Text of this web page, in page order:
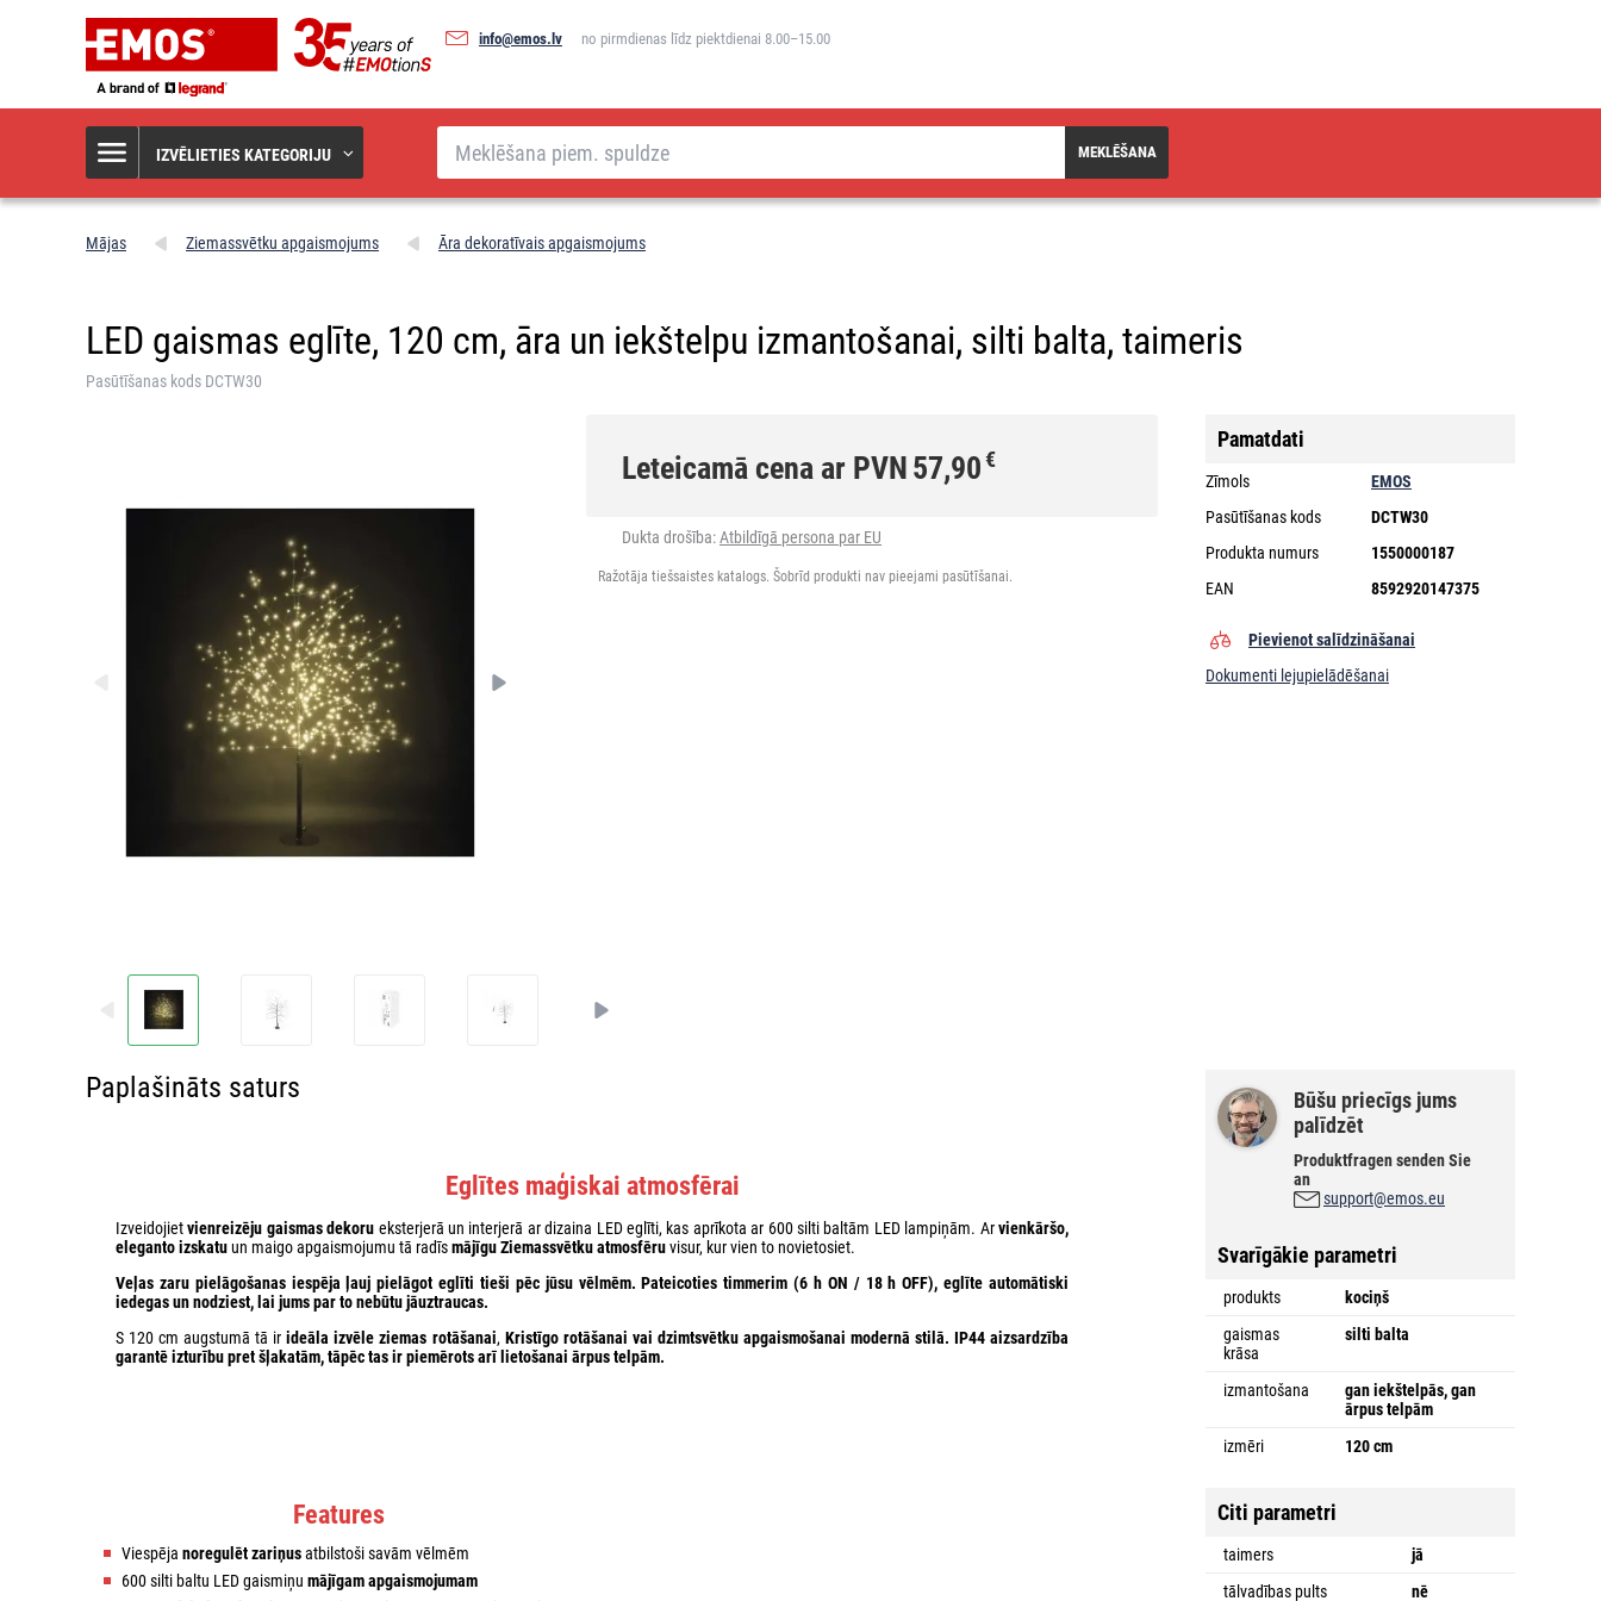
info@emos.lv no pirmdienas līdz piektdienai 8.00–15.00
IZVĒLIETIES KATEGORIJU
Meklēšana
MEKLĒŠANA
Mājas Ziemassvētku apgaismojums Āra dekoratīvais apgaismojums
LED gaismas eglīte, 120 cm, āra un iekštelpu izmantošanai, silti balta, taimeris
Pasūtīšanas kods DCTW30
Leteicamā cena ar PVN 57,90€
Dukta drošība:Atbildīgā persona par EU
Ražotāja tiešsaistes katalogs. Šobrīd produkti nav pieejami pasūtīšanai.
Pamatdati
Zīmols
EMOS
Pasūtīšanas kods
DCTW30
Produkta numurs
1550000187
EAN
8592920147375
Pievienot salīdzināšanai
Dokumenti lejupielādēšanai
Paplašināts saturs
Eglītes maģiskai atmosfērai
Izveidojietvienreizēju gaismas dekoru eksterjerā un interjerā ar dizaina LED eglīti, kas aprīkota ar 600 silti baltām LED lampiņām. Arvienkāršo,
eleganto izskatuun maigo apgaismojumu tā radīsmājīgu Ziemassvētku atmosfēruvisur, kur vien to novietosiet.
Veļas zaru pielāgošanas iespēja ļauj pielāgot eglīti tieši pēc jūsu vēlmēm. Pateicotiestimmerim (6 h ON / 18 h OFF), eglīte automātiski
iedegas un nodziest, lai jums par to nebūtu jāuztraucas.
S 120 cm augstumā tā irideāla izvēle ziemas rotāšanai, Kristīgo rotāšanai vai dzimtsvētku apgaismošanai modernā stilā. IP44 aizsardzība
garantē izturību pret šļakatām, tāpēc tas ir piemērots arī lietošanai ārpus telpām.
Features
Viespēja noregulēt zariņusatbilstoši savām vēlmēm
600 silti baltu LED gaismiņu mājīgam apgaismojumam
Būšu priecīgs jums
palīdzēt
Produktfragen senden Sie
an
support@emos.eu
Svarīgākie parametri
produkts
kociņš
gaismas
krāsa
silti balta
izmantošana
gan iekštelpās, gan
ārpus telpām
izmēri
120 cm
Citi parametri
taimers
jā
tālvadības pults
nē